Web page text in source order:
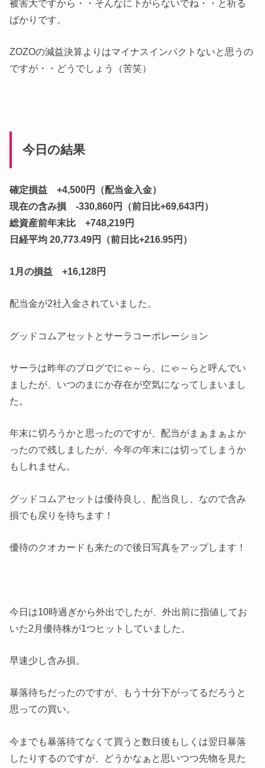
被害大ですから・・そんなに下がらないでね・・と祈る
ばかりです。
ZOZOの減益決算よりはマイナスインパクトないと思うの
ですが・・どうでしょう（苦笑）
今日の結果
確定損益 +4,500円（配当金入金）
現在の含み損 -330,860円（前日比+69,643円）
総資産前年末比 +748,219円
日経平均 20,773.49円（前日比+216.95円）
1月の損益 +16,128円
配当金が2社入金されていました。
グッドコムアセットとサーラコーポレーション
サーラは昨年のブログでにゃ～ら、にゃ～らと呼んでい
ましたが、いつのまにか存在が空気になってしまいまし
た。
年末に切ろうかと思ったのですが、配当がまぁまぁよか
ったので残しましたが、今年の年末には切ってしまうか
もしれません。
グッドコムアセットは優待良し、配当良し、なので含み
損でも戻りを待ちます！
優待のクオカードも来たので後日写真をアップします！
今日は10時過ぎから外出でしたが、外出前に指値してお
いた2月優待株が1つヒットしていました。
早速少し含み損。
暴落待ちだったのですが、もう十分下がってるだろうと
思っての買い。
今までも暴落待てなくて買うと数日後もしくは翌日暴落
したりするのですが、どうかなぁと思いつつ先物を見た